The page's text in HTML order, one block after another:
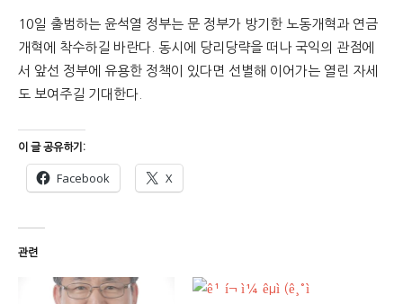
10일 출범하는 윤석열 정부는 문 정부가 방기한 노동개혁과 연금
개혁에 착수하길 바란다. 동시에 당리당략을 떠나 국익의 관점에
서 앞선 정부에 유용한 정책이 있다면 선별해 이어가는 열린 자세
도 보여주길 기대한다.
이 글 공유하기:
Facebook X
관련